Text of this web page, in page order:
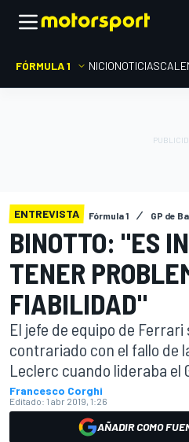
FÓRMULA 1 INICIONOTICIAS
ENTREVISTA Fórmula 1 GP de
BINOTTO: "ES
TENER
FIABILIDAD"
El jefe de equipo de
contrariado con el fallo de
Leclerc cuando lideraba el
Francesco Corghi
Editado: 1 abr 2019, 1:26
AÑADIR COMO